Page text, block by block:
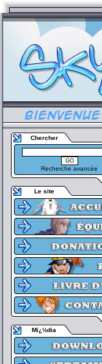
Chercher
Recherche avancée
Le site
Mï¿½dia